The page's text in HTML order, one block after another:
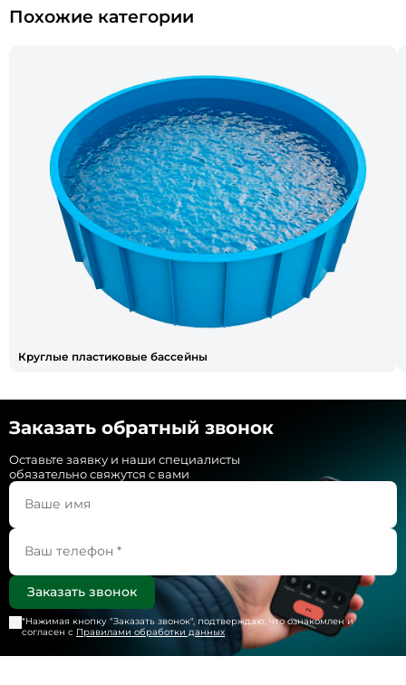
Похожие категории
Круглые пластиковые бассейны
Заказать обратный звонок
Оставьте заявку и наши специалисты
обязательно свяжутся с вами
*Нажимая кнопку "Заказать звонок", подтверждаю, что ознакомлен и
согласен с Правилами обработки данных